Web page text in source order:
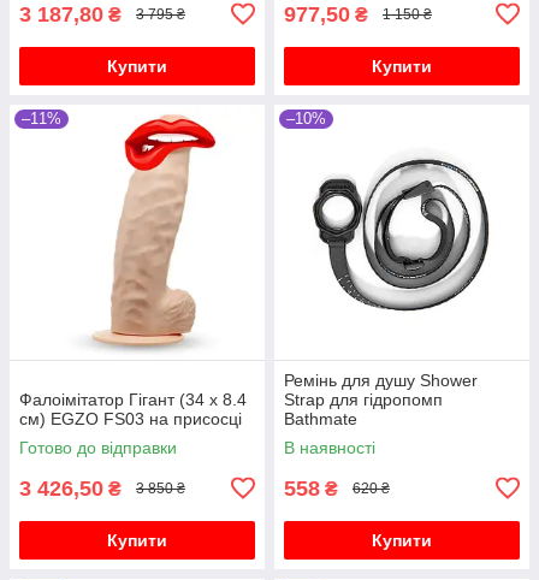
3 187,80 ₴ 3 795 ₴
Купити
977,50 ₴ 1 150 ₴
Купити
–11%
Фалоімітатор Гігант (34 х 8.4
см) EGZO FS03 на присосці
Готово до відправки
3 426,50 ₴ 3 850 ₴
Купити
–10%
Ремінь для душу Shower
Strap для гідропомп
Bathmate
В наявності
558 ₴ 620 ₴
Купити